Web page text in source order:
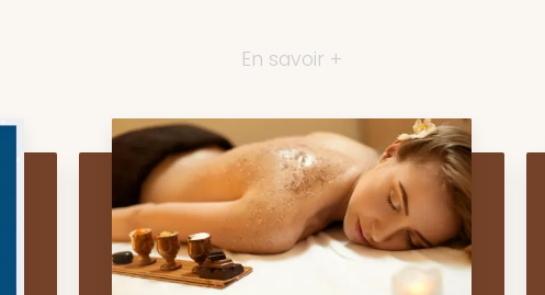
En savoir +